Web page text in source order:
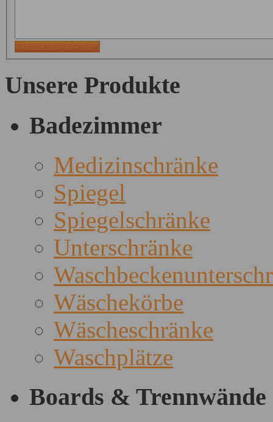
Kommentar absenden
Unsere Produkte
Badezimmer
Medizinschränke
Spiegel
Spiegelschränke
Unterschränke
Wäschekörbe
Wäscheschränke
Waschplätze
Boards & Trennwände